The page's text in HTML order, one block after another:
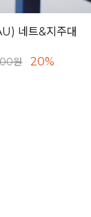
네트&지주대
원 20%